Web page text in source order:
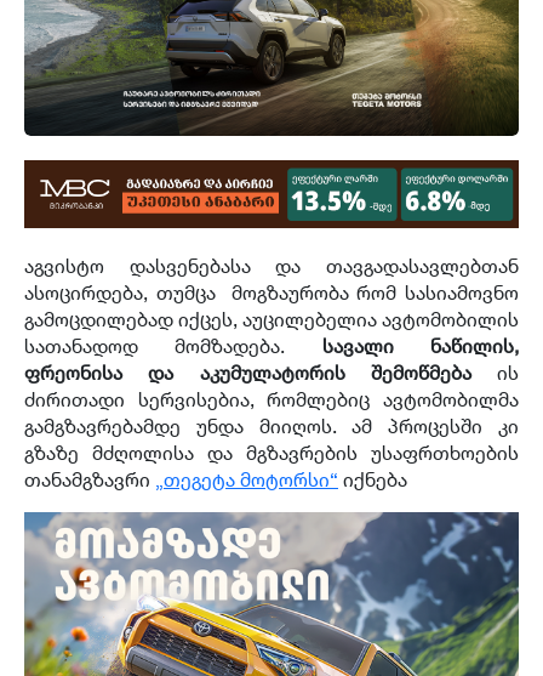
აგვისტო დასვენებასა და თავგადასავლებთან
ასოცირდება, თუმცა მოგზაურობა რომ სასიამოვნო
გამოცდილებად იქცეს, აუცილებელია ავტომობილის
სათანადოდ მომზადება. სავალი ნაწილის,
ფრეონისა და აკუმულატორის შემოწმება ის
ძირითადი სერვისებია, რომლებიც ავტომობილმა
გამგზავრებამდე უნდა მიიღოს. ამ პროცესში კი
გზაზე მძღოლისა და მგზავრების უსაფრთხოების
თანამგზავრი „თეგეტა მოტორსი“ იქნება